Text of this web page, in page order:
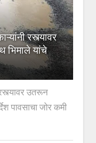
रस्त्यावर
भिमाले यांचे
उतरून
पावसाचा जोर कमी